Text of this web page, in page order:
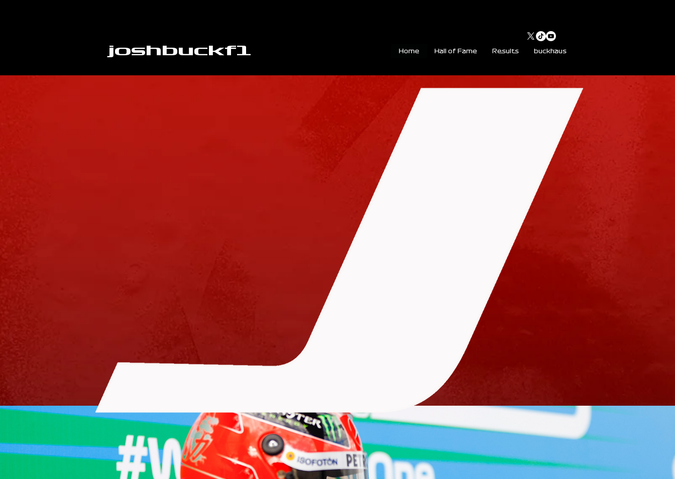
joshbuckf1 Home Hall of Fame Results buckhaus